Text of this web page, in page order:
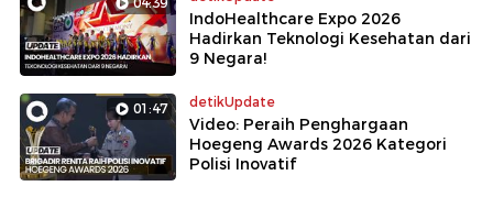
IndoHealthcare Expo 2026
Hadirkan Teknologi Kesehatan dari
9 Negara!
01:47 detikUpdate
Video: Peraih Penghargaan
Hoegeng Awards 2026 Kategori
Polisi Inovatif